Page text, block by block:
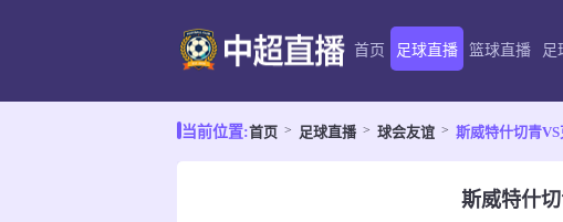
首页 足球直播 篮球直播 足
当前位置:首页 足球直播 球会友谊 斯威特什切青
斯威特什